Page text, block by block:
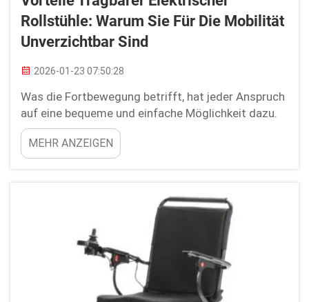
Rollstühle: Warum Sie Für Die Mobilität
Unverzichtbar Sind
2026-01-23 07:50:28
Was die Fortbewegung betrifft, hat jeder Anspruch
auf eine bequeme und einfache Möglichkeit dazu.
Tragbare elektrische Rollstühle können ein
hervorragendes Hilfsmittel sein, um Menschen
dabei zu unterstützen, ihre Selbstständigkeit zu
sie auf Reisen mitzunehmen, und zugleich robust
MEHR ANZEIGEN